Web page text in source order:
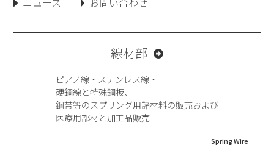
線材部
ピアノ線・ステンレス線・
硬鋼線と特殊鋼板、
鋼帯等のスプリング用諸材料の販売および
医療用部材と加工品販売
Spring Wire